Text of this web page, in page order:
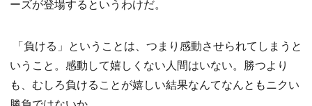
ーズが登場するというわけだ。
「負ける」ということは、つまり感動させられてしまうと
いうこと。感動して嬉しくない人間はいない。勝つより
も、むしろ負けることが嬉しい結果なんてなんともニクい